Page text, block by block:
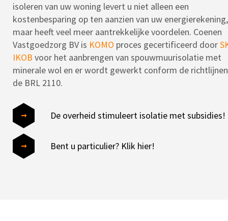
isoleren van uw woning levert u niet alleen een
kostenbesparing op ten aanzien van uw energierekening,
maar heeft veel meer aantrekkelijke voordelen. Coenen
Vastgoedzorg BV is KOMO proces gecertificeerd door
IKOB voor het aanbrengen van spouwmuurisolatie met
minerale wol en er wordt gewerkt conform de
de BRL 2110.
De overheid stimuleert isolatie met subsidies!
Bent u particulier? Klik hier!